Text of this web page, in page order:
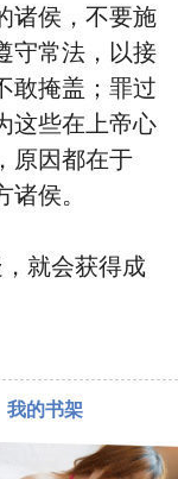
诸侯，不要施
守常法，以接
敢掩盖；罪过
这些在上帝心
原因都在于
侯。
就会获得成
我的书架